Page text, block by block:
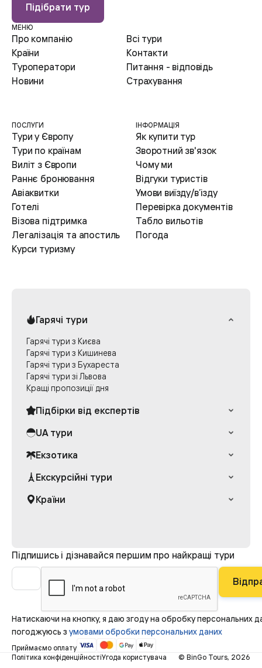
Підібрати тур
ПОСЛУГИ
Тури у Європу
Тури по країнам
Виліт з Європи
Раннє бронювання
Авіаквитки
Готелі
Візова підтримка
Легалізація та апостиль
Курси туризму
ІНФОРМАЦІЯ
Як купити тур
Зворотний зв'язок
Чому ми
Відгуки туристів
Умови виїзду/в’ізду
Перевірка документів
Табло вильотів
Погода
МЕНЮ
Про компанію
Всі тури
Країни
Контакти
Туроператори
Питання - відповідь
Новини
Страхування
Гарячі тури
Гарячі тури з Києва
Гарячі тури з Кишинева
Гарячі тури з Бухареста
Гарячі тури зі Львова
Кращі пропозиції дня
Підбірки від експертів
Раннє бронювання Греції
Єгипет з теплими бухтами
Сімейні готелі в Болгарії
UA тури
Відпочинок у Ворохті
Лижний відпочинок в Україні
Тури у Мигово
Екзотика
Тури на Шрі-Ланку
Тури на Балі
Екскурсійні тури
Різдвяні тури
Країни
Тури в Іспанію
Тури в ОАЕ
Підпишись і дізнавайся першим про найкращі тури
Натискаючи на кнопку, я даю згоду на обробку персональних
погоджуюсь з умовами обробки персональних даних
Приймаємо оплату
Політика конфіденційностіУгода користувача © BinGo Tours, 2026